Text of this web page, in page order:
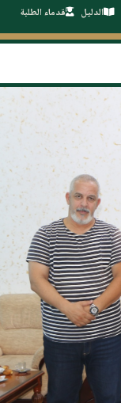
الدليل قدماء الطلبة